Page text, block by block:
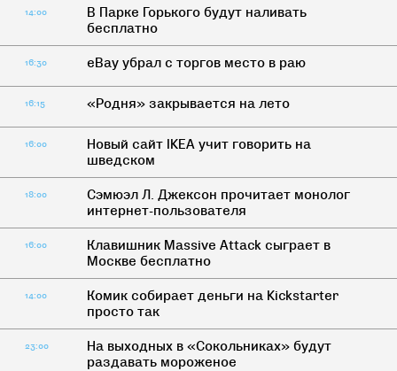
14:00
В Парке Горького будут наливать
бесплатно
16:30 eBay убрал с торгов место в раю
16:15 «Родня» закрывается на лето
16:00
Новый сайт IKEA учит говорить на
шведском
18:00
Сэмюэл Л. Джексон прочитает монолог
интернет-пользователя
16:00
Клавишник Massive Attack сыграет в
Москве бесплатно
14:00
Комик собирает деньги на Kickstarter
просто так
23:00
На выходных в «Сокольниках» будут
раздавать мороженое